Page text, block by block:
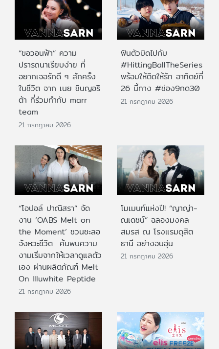
“ขอวอนฟ้า” ความ
ปรารถนาเรียบง่าย ที่
อยากเจอรักดี ๆ สักครั้ง
ในชีวิต จาก เนย ซินญอริ
ต้า ที่ร่วมทำกับ marr
team
21 กรกฎาคม 2026
ฟินตัวบิดไปกับ
#HittingBallTheSeries
พร้อมให้ติดให้รัก อาทิตย์ที่
26 นี้ทาง #ช่อง9กด30
21 กรกฎาคม 2026
“โอปอล์ ปาณิสรา” จัด
งาน ‘OABS Melt on
the Moment’ ชวนชะลอ
จังหวะชีวิต ค้นพบความ
งามเริ่มจากให้เวลาดูแลตัว
เอง ผ่านผลิตภัณฑ์ Melt
On Illuwhite Peptide
21 กรกฎาคม 2026
โมเมนท์แห่งปี! “ญาญ่า-
ณเดชน์” ฉลองมงคล
สมรส ณ โรงแรมดุสิต
ธานี อย่างอบอุ่น
21 กรกฎาคม 2026